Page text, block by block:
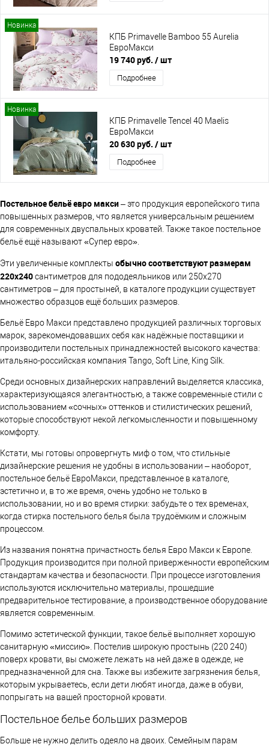
Новинка
КПБ Primavelle Bamboo 55 Aurelia
ЕвроМакси
19 740 руб. / шт
Подробнее
Новинка
КПБ Primavelle Tencel 40 Maelis
ЕвроМакси
20 630 руб. / шт
Подробнее
Постельное бельё евро макси– это продукция европейского типа
повышенных размеров, что является универсальным решением
для современных двуспальных кроватей. Также такое постельное
бельё ещё называют «Супер евро».
Эти увеличенные комплекты обычно соответствуют размерам
220х240сантиметров для пододеяльников или 250х270
сантиметров – для простыней, в каталоге продукции существует
множество образцов ещё больших размеров.
Бельё Евро Макси представлено продукцией различных торговых
марок, зарекомендовавших себя как надёжные поставщики и
производители постельных принадлежностей высокого качества:
итальяно-российская компания Tango, Soft Line, King Silk.
Среди основных дизайнерских направлений выделяется классика,
характеризующаяся элегантностью, а также современные стили с
использованием «сочных» оттенков и стилистических решений,
которые способствуют некой легкомысленности и повышенному
комфорту.
Кстати, мы готовы опровергнуть миф о том, что стильные
дизайнерские решения не удобны в использовании – наоборот,
постельное бельё ЕвроМакси, представленное в каталоге,
эстетично и, в то же время, очень удобно не только в
использовании, но и во время стирки: забудьте о тех временах,
когда стирка постельного белья была трудоёмким и сложным
процессом.
Из названия понятна причастность белья Евро Макси к Европе.
Продукция производится при полной приверженности европейским
стандартам качества и безопасности. При процессе изготовления
используются исключительно материалы, прошедшие
предварительное тестирование, а производственное оборудование
является современным.
Помимо эстетической функции, такое бельё выполняет хорошую
санитарную «миссию». Постелив широкую простынь (220 240)
поверх кровати, вы сможете лежать на ней даже в одежде, не
предназначенной для сна. Также вы избежите загрязнения белья,
которым укрываетесь, если дети любят иногда, даже в обуви,
попрыгать на вашей просторной кровати.
Постельное белье больших размеров
Больше не нужно делить одеяло на двоих. Семейным парам